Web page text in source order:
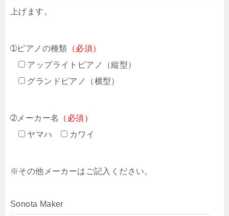
上げます。
➀ピアノの種類 （必須）
アップライトピアノ（縦型）
グランドピアノ（横型）
➁メーカー名
（必須）
ヤマハ
カワイ
※その他メーカーはご記入ください。
Sonota Maker